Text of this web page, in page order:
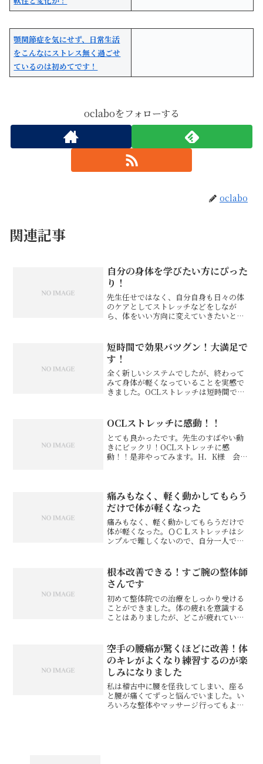
顎関節症を気にせず、日常生活
をこんなにストレス無く過ごせ
ているのは初めてです！
oclaboをフォローする
oclabo
関連記事
自分の身体を学びたい方にぴった
り！
先生任せではなく、自分自身も日々の体
のケアとしてストレッチなどをしなが
ら、体をいい方向に変えていきたいとい
の対処としての眼のまわりの頭のマッサ
ージだけでなく、原...
短時間で効果バツグン！大満足で
す！
全く新しいシステムでしたが、終わって
みて身体が軽くなっていることを実感で
きました。OCLストレッチは短時間で効
かった。大満足です。ヨースケ様 会社
員※お客様の感想であり、...
OCLストレッチに感動！！
とても良かったです。先生のすばやい動
きにビックリ！OCLストレッチに感
動！！是非やってみます。H．K様 会社
痛みもなく、軽く動かしてもらう
だけで体が軽くなった
痛みもなく、軽く動かしてもらうだけで
体が軽くなった。ＯＣＬストレッチはシ
ンプルで難しくないので、自分一人でも
のではありません。
根本改善できる！すご腕の整体師
さんです
初めて整体院での治療をしっかり受ける
ことができました。体の疲れを意識する
ことはありましたが、どこが疲れている
も学びになりました‼体の調整の中には疲
れや歪みといった骨格に...
空手の腰痛が驚くほどに改善！体
のキレがよくなり練習するのが楽
しみになりました
私は稽古中に腰を怪我してしまい、座る
と腰が痛くてずっと悩んでいました。い
ろいろな整体やマッサージ行ってもよく